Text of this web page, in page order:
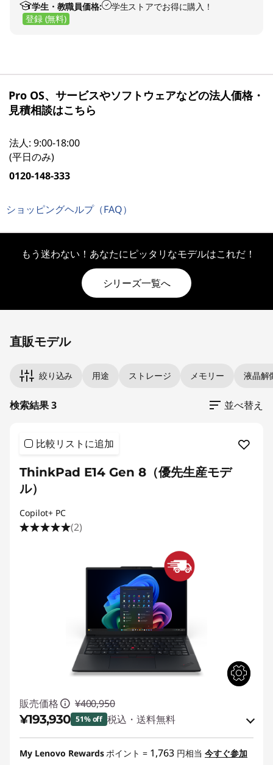
学生・教職員価格:
学生ストアでお得に購入！
登録 (無料)
Pro OS、サービスやソフトウェアなどの法人価格・
見積相談はこちら
法人: 9:00-18:00
(平日のみ)
0120-148-333
ショッピングヘルプ（FAQ）
もう迷わない！あなたにピッタリなモデルはこれだ！
シリーズ一覧へ
直販モデル
絞り込み 用途 ストレージ メモリー 液晶解
検索結果 3 並べ替え
比較リストに追加
ThinkPad E14 Gen 8（優先生産モデ
ル）
Copilot+ PC
(2)
販売価格 ¥400,950
¥193,930 51% off 税込・送料無料
特別割引 :-¥186,120
My Lenovo Rewardsポイント = 1,763 円相当 今すぐ参加